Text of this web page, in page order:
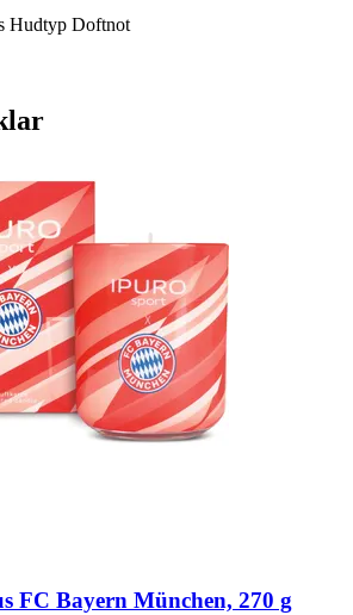
Hudtyp Doftnot
FC Bayern München, 270 g